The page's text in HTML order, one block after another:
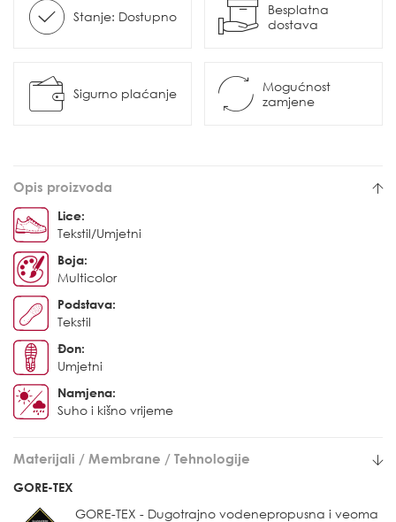
Stanje: Dostupno
Besplatna
dostava
Sigurno plaćanje
Mogućnost
zamjene
Opis proizvoda
Lice:
Tekstil/Umjetni
Boja:
Multicolor
Podstava:
Tekstil
Đon:
Umjetni
Namjena:
Suho i kišno vrijeme
Materijali / Membrane / Tehnologije
GORE-TEX
GORE-TEX - Dugotrajno vodenepropusna i veoma